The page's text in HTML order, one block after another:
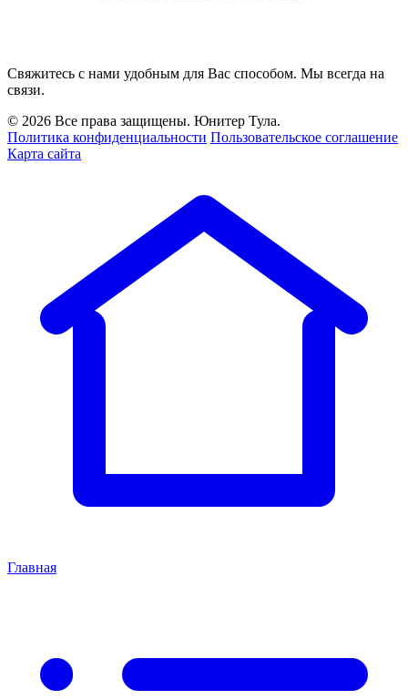
Свяжитесь с нами удобным для Вас способом. Мы всегда на
связи.
© 2026 Все права защищены. Юнитер Тула.
Политика конфиденциальности Пользовательское соглашение
Карта сайта
Главная